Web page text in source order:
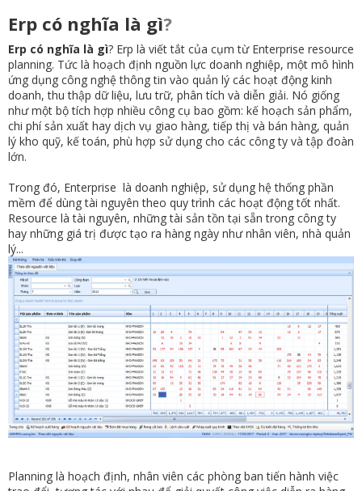
Erp có nghĩa là gì?
Erp có nghĩa là gì? Erp là viết tắt của cụm từ Enterprise resource
planning. Tức là hoạch định nguồn lực doanh nghiệp, một mô hình
ứng dụng công nghệ thông tin vào quản lý các hoạt động kinh
doanh, thu thập dữ liệu, lưu trữ, phân tích và diễn giải. Nó giống
như một bộ tích hợp nhiều công cụ bao gồm: kế hoạch sản phẩm,
chi phí sản xuất hay dịch vụ giao hàng, tiếp thị và bán hàng, quản
lý kho quỹ, kế toán, phù hợp sử dụng cho các công ty và tập đoàn
lớn.
Trong đó, Enterprise là doanh nghiệp, sử dụng hệ thống phần
mềm để dùng tài nguyên theo quy trình các hoạt động tốt nhất.
Resource là tài nguyên, những tài sản tồn tại sẵn trong công ty
hay những giá trị được tạo ra hàng ngày như nhân viên, nhà quản
lý...
Planning là hoạch định, nhân viên các phòng ban tiến hành việc